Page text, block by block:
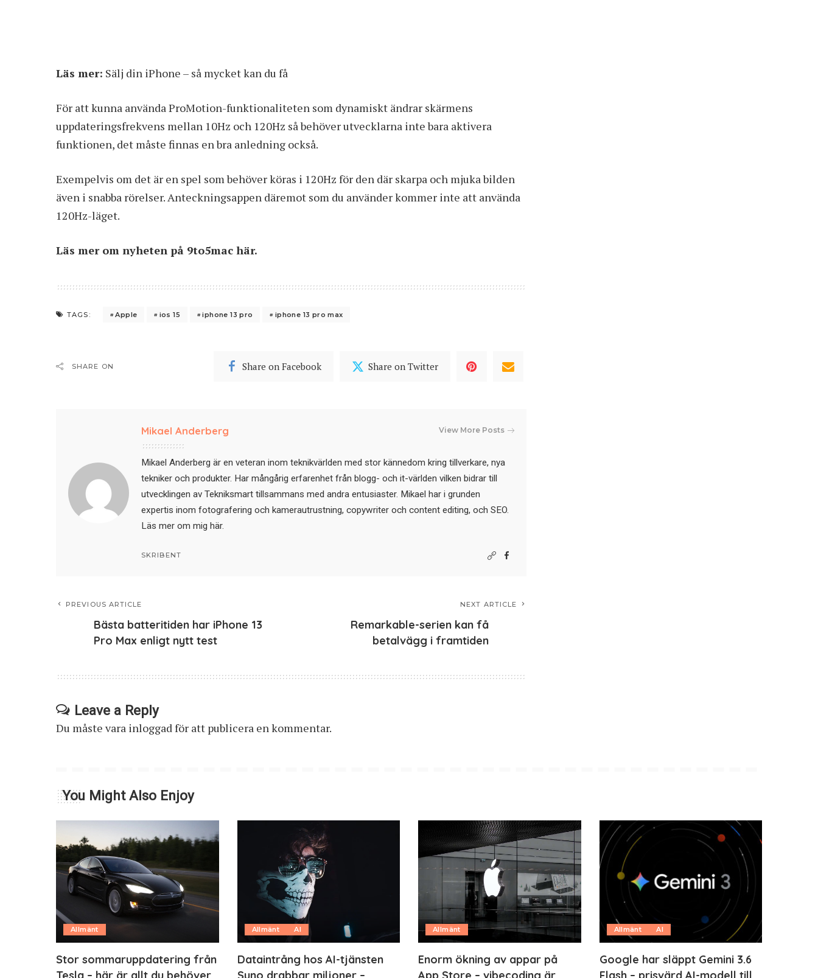
Läs mer: Sälj din iPhone – så mycket kan du få
För att kunna använda ProMotion-funktionaliteten som dynamiskt ändrar skärmens
uppdateringsfrekvens mellan 10Hz och 120Hz så behöver utvecklarna inte bara aktivera
funktionen, det måste finnas en bra anledning också.
Exempelvis om det är en spel som behöver köras i 120Hz för den där skarpa och mjuka bilden
även i snabba rörelser. Anteckningsappen däremot som du använder kommer inte att använda
120Hz-läget.
Läs mer om nyheten på 9to5mac här.
TAGS: Apple ios 15 iphone 13 pro iphone 13 pro max
SHARE ON Share on Facebook Share on Twitter
Mikael Anderberg View More Posts
Mikael Anderberg är en veteran inom teknikvärlden med stor kännedom kring tillverkare, nya
tekniker och produkter. Har mångårig erfarenhet från blogg- och it-världen vilken bidrar till
utvecklingen av Tekniksmart tillsammans med andra entusiaster. Mikael har i grunden
expertis inom fotografering och kamerautrustning, copywriter och content editing, och SEO.
Läs mer om mig här.
SKRIBENT
PREVIOUS ARTICLE
Bästa batteritiden har iPhone 13
Pro Max enligt nytt test
NEXT ARTICLE
Remarkable-serien kan få
betalvägg i framtiden
Leave a Reply
Du måste vara inloggadför att publicera en kommentar.
You Might Also Enjoy
Allmänt
Stor sommaruppdatering från
Allmänt AI
Dataintrång hos AI-tjänsten
Allmänt
Enorm ökning av appar på
Allmänt AI
Google har släppt Gemini 3.6